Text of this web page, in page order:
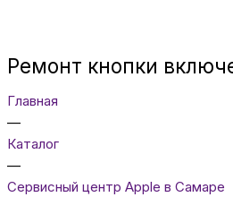
Ремонт кнопки
Главная
—
Каталог
—
Сервисный центр Apple в Самаре